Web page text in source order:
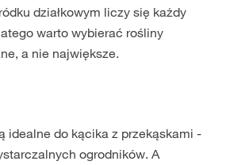
działkowym liczy się każdy
warto wybierać rośliny
a nie największe.
idealne do kącika z przekąskami -
ogrodników. A